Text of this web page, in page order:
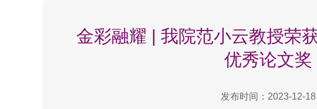
金彩融耀 | 我院范小云教授荣
优秀论文奖
发布时间：2023-12-18